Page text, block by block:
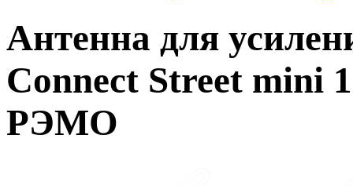
Антенна для
Connect Street mini
РЭМО